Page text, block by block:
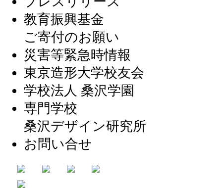
教育振興基金
ご寄付のお願い
災害等緊急時情報
東京造形大学校友会
学校法人 桑沢学園
専門学校
桑沢デザイン研究所
お問い合せ